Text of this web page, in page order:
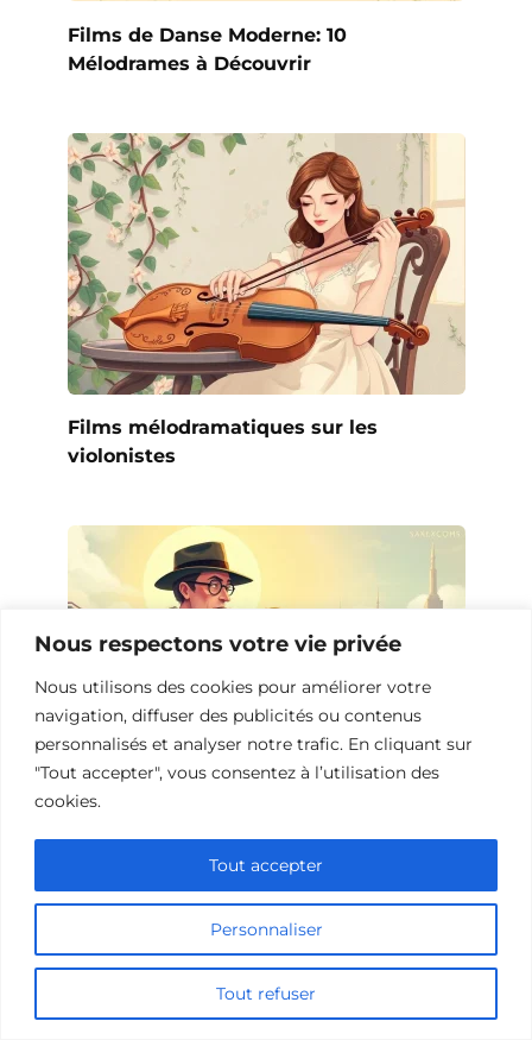
Nous respectons votre vie privée
Nous utilisons des cookies pour améliorer votre
navigation, diffuser des publicités ou contenus
personnalisés et analyser notre trafic. En cliquant sur
"Tout accepter", vous consentez à l’utilisation des
cookies.
Personnaliser
Tout refuser
Tout accepter
Films de Danse Moderne: 10
Mélodrames à Découvrir
Films mélodramatiques sur les
violonistes